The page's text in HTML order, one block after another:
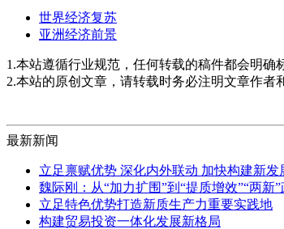
世界经济复苏
亚洲经济前景
1.本站遵循行业规范，任何转载的稿件都会明确
2.本站的原创文章，请转载时务必注明文章作者
最新新闻
立足禀赋优势 深化内外联动 加快构建新发
魏际刚：从“加力扩围”到“提质增效”“两新
立足特色优势打造新质生产力重要实践地
构建贸易投资一体化发展新格局